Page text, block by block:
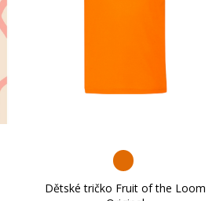
Dětské tričko Fruit of the Loom